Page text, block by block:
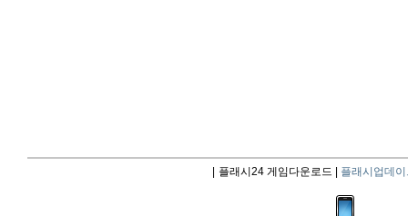
플래시24 게임다운로드 | 플래시업데이